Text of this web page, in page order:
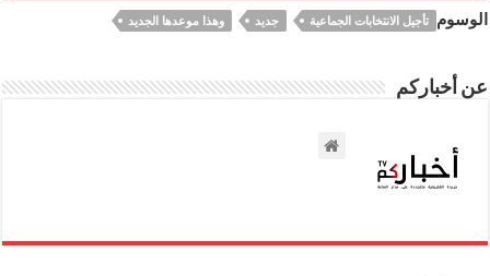
الوسوم تأجيل الانتخابات الجماعية جديد وهذا موعدها الجديد
عن أخباركم